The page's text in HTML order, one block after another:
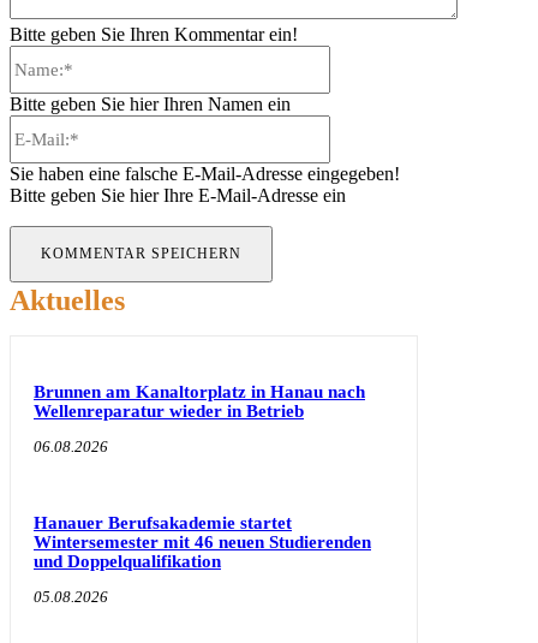
Bitte geben Sie Ihren Kommentar ein!
Bitte geben Sie hier Ihren Namen ein
Sie haben eine falsche E-Mail-Adresse eingegeben!
Bitte geben Sie hier Ihre E-Mail-Adresse ein
Aktuelles
Brunnen am Kanaltorplatz in Hanau nach
Wellenreparatur wieder in Betrieb
06.08.2026
Hanauer Berufsakademie startet
Wintersemester mit 46 neuen Studierenden
und Doppelqualifikation
05.08.2026